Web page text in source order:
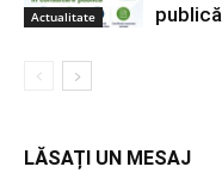
Actualitate
publică
LĂSAȚI UN MESAJ